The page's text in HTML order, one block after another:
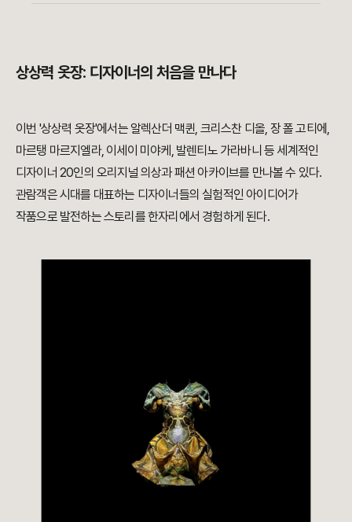
상상력 옷장: 디자이너의 처음을 만나다
이번 '상상력 옷장'에서는 알렉산더 맥퀸, 크리스찬 디올, 장 폴 고티에,
마르탱 마르지엘라, 이세이 미야케, 발렌티노 가라바니 등 세계적인
디자이너 20인의 오리지널 의상과 패션 아카이브를 만나볼 수 있다.
관람객은 시대를 대표하는 디자이너들의 실험적인 아이디어가
작품으로 발전하는 스토리를 한자리에서 경험하게 된다.